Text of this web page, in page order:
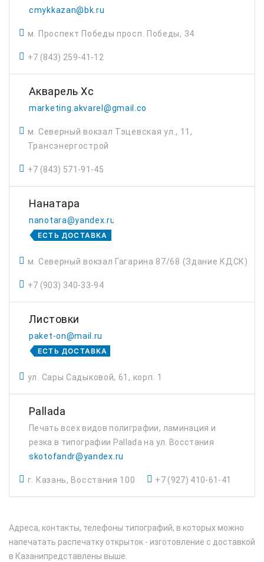
cmykkazan@bk.ru
м. Проспект Победы просп. Победы, 34
+7 (843) 259-41-12
Акварель Хс
marketing.akvarel@gmail.com
м. Северный вокзал Тэцевская ул., 11,
Трансэнергострой
+7 (843) 571-91-45
Нанатара
nanotara@yandex.ru
ЕСТЬ ДОСТАВКА
м. Северный вокзал Гагарина 87/68 (Здание КДСК)
+7 (903) 340-33-94
Листовки
paket-on@mail.ru
ЕСТЬ ДОСТАВКА
ул. Сары Садыковой, 61, корп. 1
Pallada
Печать всех видов полиграфии, ламинация и
резка в типографии Pallada на ул. Восстания
skotofandr@yandex.ru
г. Казань, Восстания 100 +7 (927) 410-61-41
Адреса, контакты, телефоны типографий, в которых можно
напечатать распечатку открыток - изготовление с доставкой
в Казанипредставлены выше.